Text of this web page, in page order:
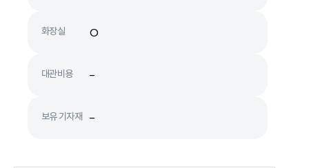
화장실 O
대관비용 -
보유 기자재 -